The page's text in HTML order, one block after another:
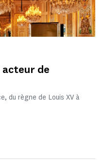
acteur de
du règne de Louis XV à